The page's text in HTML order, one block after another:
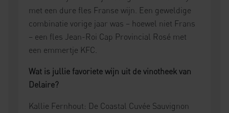
met een dure fles Franse wijn. Een geweldige
combinatie vorige jaar was – hoewel niet Frans
– een fles Jean-Roi Cap Provincial Rosé met
een emmertje KFC.
Wat is jullie favoriete wijn uit de vinotheek van
Delaire?
Kallie Fernhout: De Coastal Cuvée Sauvignon